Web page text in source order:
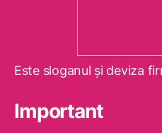
Este sloganul şi deviza
Important